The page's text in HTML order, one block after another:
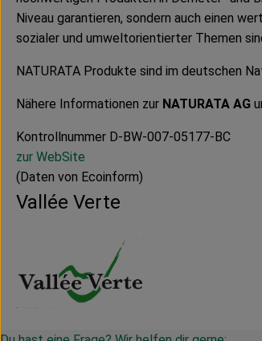
Niveau garantieren, sondern auch einen
sozialer und umweltorientierter Themen
NATURATA Produkte sind im deutschen
Nähere Informationen zur NATURATA AG
Kontrollnummer D-BW-007-05177-BC
zur WebSite
(Daten von Ecoinform)
Vallée Verte